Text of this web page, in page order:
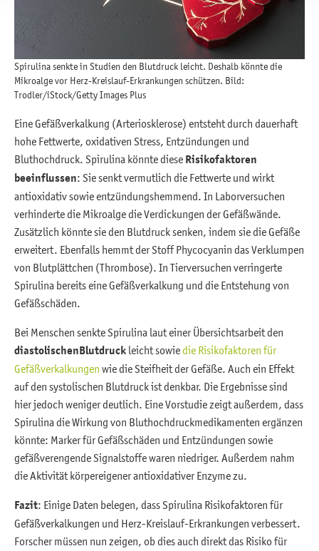
Spirulina senkte in Studien den Blutdruck leicht. Deshalb könnte die
Mikroalge vor Herz-Kreislauf-Erkrankungen schützen. Bild:
Trodler/iStock/Getty Images Plus
Eine Gefäßverkalkung (Arteriosklerose) entsteht durch dauerhaft
hohe Fettwerte, oxidativen Stress, Entzündungen und
Bluthochdruck. Spirulina könnte diese Risikofaktoren
beeinflussen: Sie senkt vermutlich die Fettwerte und wirkt
antioxidativ sowie entzündungshemmend. In Laborversuchen
verhinderte die Mikroalge die Verdickungen der Gefäßwände.
Zusätzlich könnte sie den Blutdruck senken, indem sie die Gefäße
erweitert. Ebenfalls hemmt der Stoff Phycocyanin das Verklumpen
von Blutplättchen (Thrombose). In Tierversuchen verringerte
Spirulina bereits eine Gefäßverkalkung und die Entstehung von
Gefäßschäden.
Bei Menschen senkte Spirulina laut einer Übersichtsarbeit den
diastolischenBlutdruck leicht sowiedie Risikofaktoren für
Gefäßverkalkungen wie die Steifheit der Gefäße. Auch ein Effekt
auf den systolischen Blutdruck ist denkbar. Die Ergebnisse sind
hier jedoch weniger deutlich. Eine Vorstudie zeigt außerdem, dass
Spirulina die Wirkung von Bluthochdruckmedikamenten ergänzen
könnte: Marker für Gefäßschäden und Entzündungen sowie
gefäßverengende Signalstoffe waren niedriger. Außerdem nahm
die Aktivität körpereigener antioxidativer Enzyme zu.
Fazit: Einige Daten belegen, dass Spirulina Risikofaktoren für
Gefäßverkalkungen und Herz-Kreislauf-Erkrankungen verbessert.
Forscher müssen nun zeigen, ob dies auch direkt das Risiko für